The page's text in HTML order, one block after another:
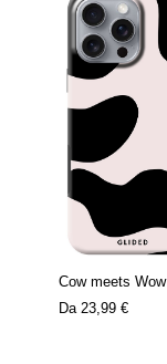
Cow meets Wow
Da 23,99 €